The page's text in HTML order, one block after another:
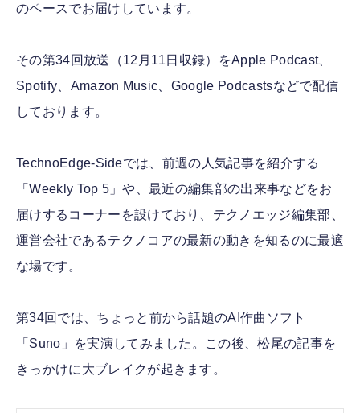
のペースでお届けしています。
その第34回放送（12月11日収録）をApple Podcast、
Spotify、Amazon Music、Google Podcastsなどで配信
しております。
TechnoEdge-Sideでは、前週の人気記事を紹介する
「Weekly Top 5」や、最近の編集部の出来事などをお
届けするコーナーを設けており、テクノエッジ編集部、
運営会社であるテクノコアの最新の動きを知るのに最適
な場です。
第34回では、ちょっと前から話題のAI作曲ソフト
「Suno」を実演してみました。この後、松尾の記事を
きっかけに大ブレイクが起きます。